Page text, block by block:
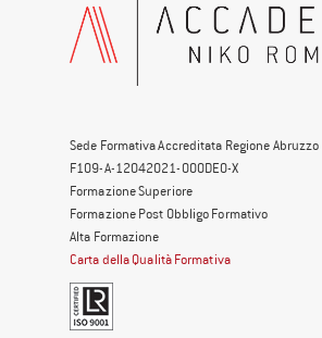
Sede Formativa Accreditata Regione Abruzzo
F109-A-12042021-000DE0-X
Formazione Superiore
Formazione Post Obbligo Formativo
Alta Formazione
Carta della Qualità Formativa